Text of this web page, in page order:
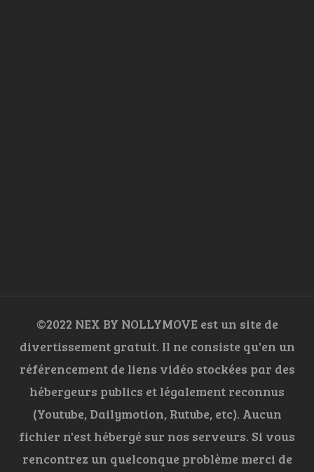
©2022 NEX BY NOLLYMOVE est un site de
divertissement gratuit. Il ne consiste qu'en un
référencement de liens vidéo stockées par des
hébergeurs publics et légalement reconnus
(Youtube, Dailymotion, Rutube, etc). Aucun
fichier n'est hébergé sur nos serveurs. Si vous
rencontrez un quelconque problème merci de